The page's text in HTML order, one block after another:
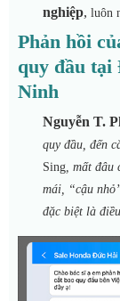
nghiệp, luôn
Phản hồi
quy đầu tại
Ninh
Nguyễn T.
quy đầu, đến
Sing , mất
mái, “cậu
đặc biệt là